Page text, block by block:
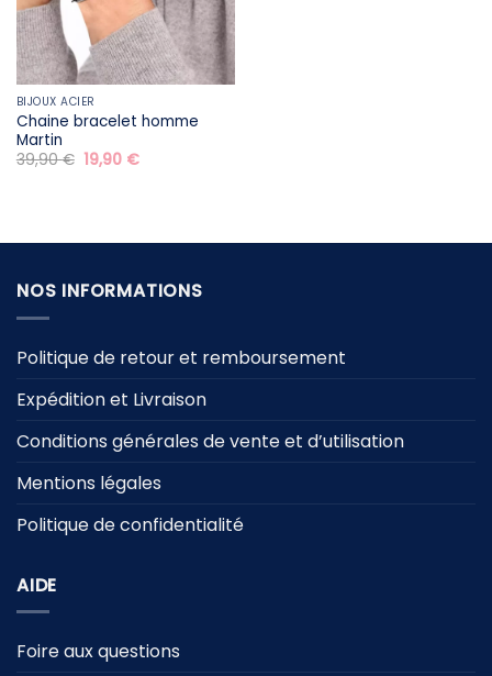
BIJOUX ACIER
Chaine bracelet homme
Martin
39,90€ Le
prix
19,90 €Le
NOS INFORMATIONS
Politique de retour et remboursement
Expédition et Livraison
Conditions générales de vente et d’utilisation
Mentions légales
Politique de confidentialité
AIDE
Foire aux questions